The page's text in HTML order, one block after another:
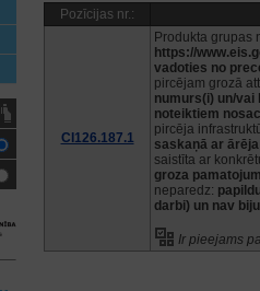
Pozīcijas nr.:
CI126.187.1
Produkta grupas
https://
vadoties no
pircējam grozā
numurs(i) un/
noteiktiem
pircēja
saskaņā ar
saistīta ar
groza
neparedz:
darbi) un nav
Ir pieejams